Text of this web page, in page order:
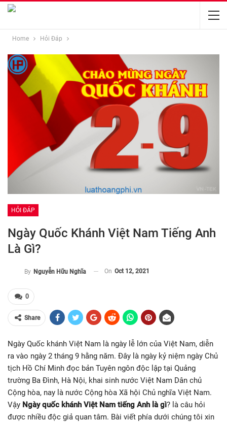
Home Hỏi Đáp
HỎI ĐÁP
Ngày Quốc Khánh Việt Nam Tiếng Anh
Là Gì?
By Nguyễn Hữu Nghĩa On Oct 12, 2021
0
Share
Ngày Quốc khánh Việt Nam là ngày lễ lớn của Việt Nam, diễn
ra vào ngày 2 tháng 9 hằng năm. Đây là ngày kỷ niệm ngày Chủ
tịch Hồ Chí Minh đọc bản Tuyên ngôn độc lập tại Quảng
trường Ba Đình, Hà Nội, khai sinh nước Việt Nam Dân chủ
Cộng hòa, nay là nước Cộng hòa Xã hội Chủ nghĩa Việt Nam.
Vậy Ngày quốc khánh Việt Nam tiếng Anh là gì? là câu hỏi
được nhiều độc giả quan tâm. Bài viết phía dưới chúng tôi xin